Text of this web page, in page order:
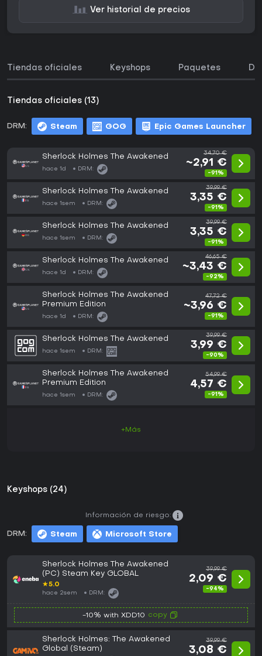
Ver historial de precios
Tiendas oficiales Keyshops Paquetes
Tiendas oficiales (13)
DRM: Steam GOG Epic Games Launcher
Sherlock Holmes The Awakened
hace 1d DRM:
34,70 €
~2,91 €
-91%
Sherlock Holmes The Awakened
hace 1sem DRM:
39,99 €
3,35 €
-91%
Sherlock Holmes The Awakened
hace 1sem DRM:
39,99 €
3,35 €
-91%
Sherlock Holmes The Awakened
hace 1d DRM:
46,65 €
~3,43 €
-92%
Sherlock Holmes The Awakened
Premium Edition
hace 1d DRM:
47,72 €
~3,96 €
-91%
Sherlock Holmes The Awakened
hace 1sem DRM:
39,99 €
3,99 €
-90%
Sherlock Holmes The Awakened
Premium Edition
hace 1sem DRM:
54,99 €
4,57 €
-91%
+Más
Keyshops (24)
DRM: Steam Microsoft Store
Información de riesgo:
Sherlock Holmes The Awakened
(PC) Steam Key GLOBAL
★5.0
hace 2sem DRM:
39,99 €
2,09 €
-94%
-10% with XDD10 copy
Sherlock Holmes: The Awakened
Global (Steam)
39,99 €
3,08 €